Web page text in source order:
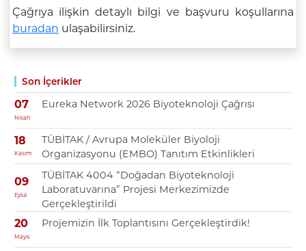
Son İçerikler
07
Nisan
Eureka Network 2026 Biyoteknoloji Çağrısı
18
Kasım
TÜBİTAK / Avrupa Moleküler Biyoloji
Organizasyonu (EMBO) Tanıtım Etkinlikleri
09
Eylül
TÜBİTAK 4004 “Doğadan Biyoteknoloji
Laboratuvarına” Projesi Merkezimizde
Gerçekleştirildi
20
Mayıs
Projemizin İlk Toplantısını Gerçekleştirdik!
Çağrıya ilişkin detaylı bilgi ve başvuru koşullarına
buradan ulaşabilirsiniz.